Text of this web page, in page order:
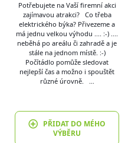
Potřebujete na Vaší firemní akci
zajímavou atrakci? Co třeba
elektrického býka? Přivezeme a
má jednu velkou výhodu .... :-) ....
neběhá po areálu či zahradě a je
stále na jednom místě. :-)
Počítádlo pomůže sledovat
nejlepší čas a možno i spouštět
různé úrovně. …
PŘIDAT DO MÉHO
VÝBĚRU